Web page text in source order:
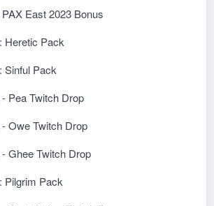
East 2023 Bonus
Heretic Pack
Sinful Pack
Pea Twitch Drop
Owe Twitch Drop
Ghee Twitch Drop
Pilgrim Pack